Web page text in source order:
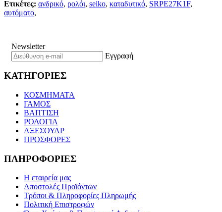
Ετικέτες: ανδρικό, ρολόι, seiko, καταδυτικό, SRPE27K1F,
αυτόματο,
Newsletter
Εγγραφή
ΚΑΤΗΓΟΡΙΕΣ
ΚΟΣΜΗΜΑΤΑ
ΓΑΜΟΣ
ΒΑΠΤΙΣΗ
ΡΟΛΟΓΙΑ
ΑΞΕΣΟΥΑΡ
ΠΡΟΣΦΟΡΕΣ
ΠΛΗΡΟΦΟΡΙΕΣ
Η εταιρεία μας
Αποστολές Προϊόντων
Τρόποι & Πληροφορίες Πληρωμής
Πολιτική Επιστροφών